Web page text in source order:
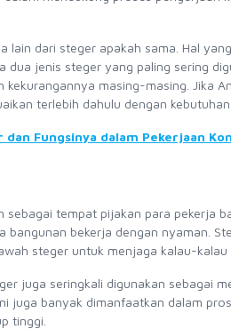
lain dari steger apakah sama. Hal
dua jenis steger yang paling sering
kekurangannya masing-masing. Jika
terlebih dahulu dengan
Fungsinya dalam Pekerjaan
sebagai tempat pijakan para pekerja
bangunan bekerja dengan nyaman.
steger untuk menjaga kalau-
juga seringkali digunakan sebagai
juga banyak dimanfaatkan dalam
tinggi.